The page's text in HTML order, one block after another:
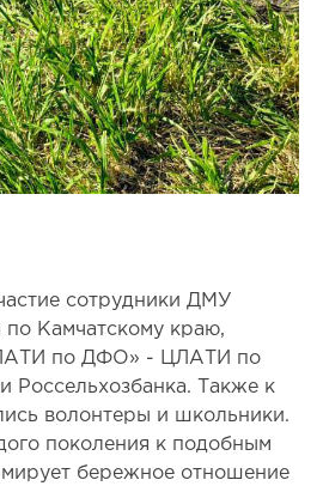
сотрудники ДМУ
Камчатскому краю,
по ДФО» - ЦЛАТИ по
Россельхозбанка. Также к
волонтеры и школьники.
поколения к подобным
бережное отношение